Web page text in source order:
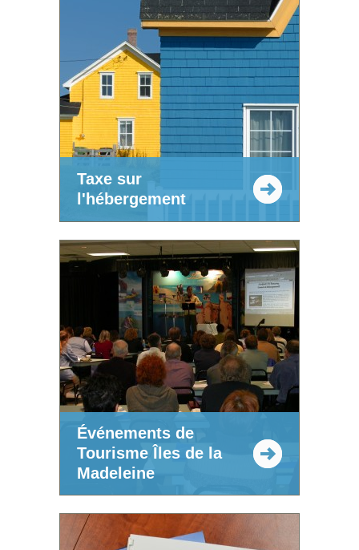
Taxe sur
l'hébergement
Événements de
Tourisme Îles de la
Madeleine